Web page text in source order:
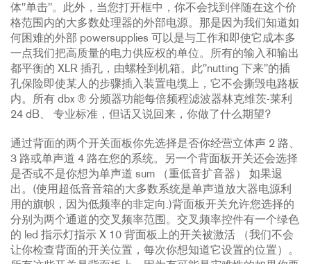
体"单击"。此外，当您打开框中，你不会找到伴随在这个价
格范围内的大多数处理器的外部电源。那是因为我们知道如
何困难的外部 powersupplies 可以是与工作和即使它成本多
一点我们把高质量的电力供应权的单位。所有的输入和输出
都平衡的 XLR 插孔，由螺栓到机箱。此"nutting 下来"的插
孔保险即使某人的步骤插入装置电缆上，它不会撕毁电路板
内。所有 dbx ® 分频器功能每倍频程滤波器林克维茨-莱利
24 dB、 专业标准，但话又说回来，你做了什么期望?
通过背面的两个开关面板你先选择是否你经营立体声 2 路、
3 路或单声道 4 路在您的系统。另一个背面板开关还会选择
是否或不是你想为单声道 sum （重低音扩音器） 如果退
出。(使用超低音音箱的大多数系统是单声道放大器电源利
用的旗帜，因为低频率的非定向.)背面板开关允许您选择的
分别为两个通道的交叉频率范围。交叉频率控件有一个绿色
的 led 指示灯指示 X 10 背面板上的开关被激活 （我们不会
让你检查背面的开关位置，每次你想知道它设置的位置）。